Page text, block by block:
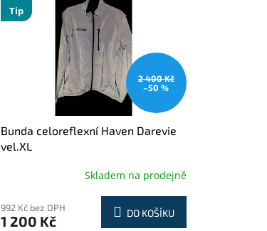
Tip
2 400 Kč
–50 %
Bunda celoreflexní Haven Darevie
vel.XL
Skladem na prodejně
992 Kč bez DPH
1 200 Kč DO KOŠÍKU